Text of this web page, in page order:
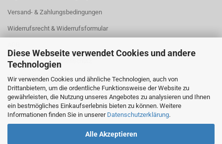
Diese Webseite verwendet Cookies und andere
Technologien
Wir verwenden Cookies und ähnliche Technologien, auch von
Drittanbietern, um die ordentliche Funktionsweise der Website zu
gewährleisten, die Nutzung unseres Angebotes zu analysieren und Ihnen
ein bestmögliches Einkaufserlebnis bieten zu können. Weitere
Informationen finden Sie in unserer Datenschutzerklärung.
Alle Akzeptieren
Versand- & Zahlungsbedingungen
Widerrufsrecht & Widerrufsformular
Privatsphäre und Datenschutz
Cookie Einstellungen